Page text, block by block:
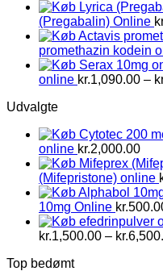
(Pregabalin) Online
promethazin kodein
online kr.1,090.00 –
Udvalgte
online kr.2,000.00
(Mifepristone) online
10mg Online kr.
kr.1,500.00 – kr.
Top bedømt